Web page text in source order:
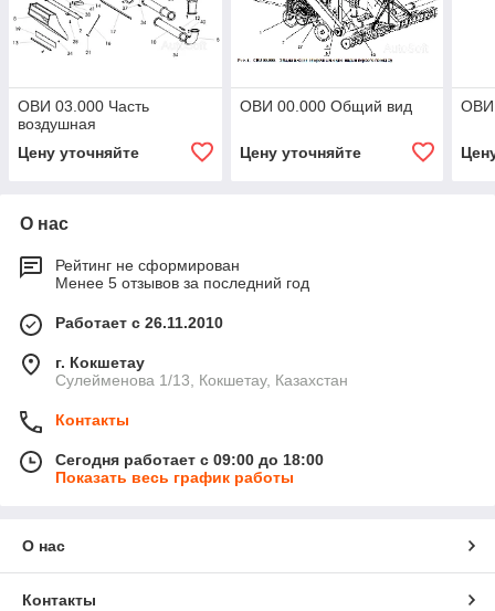
ОВИ 03.000 Часть
воздушная
Цену уточняйте
ОВИ 00.000 Общий вид
Цену уточняйте
ОВИ
О нас
Рейтинг не сформирован
Менее 5 отзывов за последний год
Работает с 26.11.2010
г. Кокшетау
Сулейменова 1/13, Кокшетау, Казахстан
Контакты
Сегодня работает с 09:00 до 18:00
Показать весь график работы
О нас
Контакты